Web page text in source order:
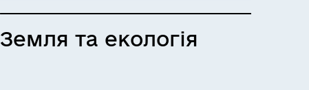
Земля та екологія